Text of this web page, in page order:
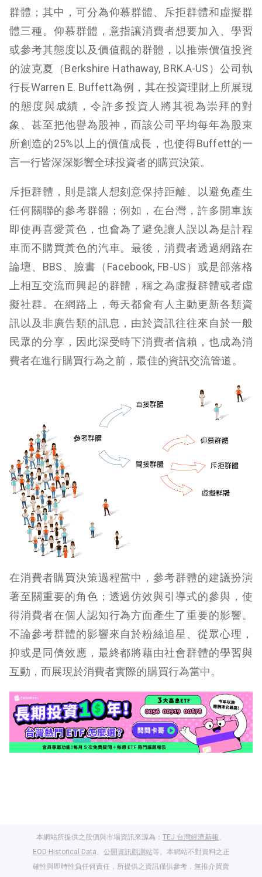
群體；其中，可分為仰慕群體、斥拒群體和虛擬群
體三種。仰慕群體，意指讓消費者想要加入、學習
或參考其態度以及價值觀的群體，以推崇價值投資
的波克夏（Berkshire Hathaway, BRK.A-US）公司執
行長Warren E. Buffett為例，其在投資理財上所展現
的態度與成績，令許多投資人將其視為崇拜的對
象、甚至把他譽為股神，而該公司平均每年為股東
所創造的25%以上的價值成長，也使得Buffett的一
言一行皆深深影響全球投資者的購買決策。
斥拒群體，則是讓人想刻意保持距離、以避免產生
任何關聯的參考群體；例如，在台灣，許多開車族
即使再喜愛黃色，也會為了避免讓人誤以為是計程
車而不購買黃色的汽車。最後，消費者透過網路在
論壇、BBS、臉書（Facebook, FB-US）或是部落格
上相互交流而興起的群體，稱之為虛擬群體或者虛
擬社群。在網路上，每天都會有人主動更新各類資
訊以及非廣告類的訊息，由於資訊往往來自於一般
民眾的分享，因此深受時下消費者信賴，也成為消
費者在進行購買行為之前，最佳的資訊交流管道。
在消費者購買決策過程當中，參考群體的建議扮演
著至關重要的角色；透過仿效與引導式的參與，使
得消費者在個人認知行為方面產生了重要的影響。
不論參考群體的影響來自於粉絲追星、從眾心理，
抑或是同儕效應，最終都將藉由社會群體的學習與
互動，而展現於消費者實際的購買行為當中。
本網站所提供之股價與市場資訊來源為： TEJ 台灣經濟新報
EOD Historical Data
公開資訊觀測站等。本網站不對資料之正
確性與即時性負任何責任，所提供之資訊僅供參考，無推介買賣